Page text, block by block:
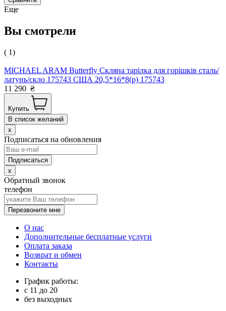
Еще
Вы смотрели
( 1)
MICHAEL ARAM Butterfly Скляна тарілка для горішків сталь/
латунь/скло 175743 США 20,5*16*8(р) 175743
11 290 ₴
Купить
В список желаний
x
Подписаться на обновления
x
Обратный звонок
телефон
Перезвоните мне
О нас
Дополнительные бесплатные услуги
Оплата заказа
Возврат и обмен
Контакты
График работы:
с 11 до 20
без выходных